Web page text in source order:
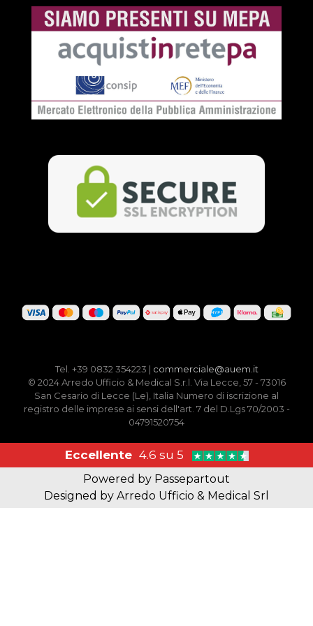
Tel. +39 0832 354223 | commerciale@auem.it
© 2024 Arredo Ufficio & Medical S.r.l. Via Lecce, 57 - 73016
San Cesario di Lecce (Le), Italia Numero di iscrizione al
registro delle imprese ai sensi dell'art. 7 del D.Lgs 70/2003 -
04791520754
Eccellente 4.6 su 5
Powered by Passepartout
Designed by Arredo Ufficio & Medical Srl